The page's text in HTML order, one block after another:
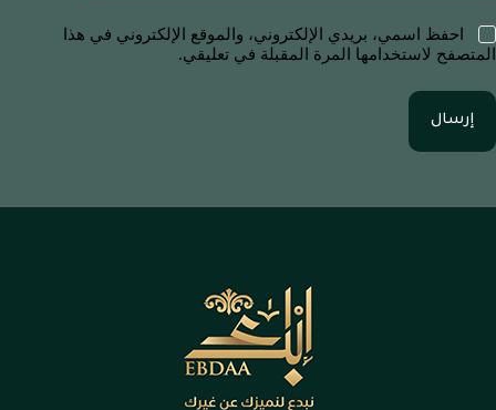
احفظ اسمي، بريدي الإلكتروني، والموقع الإلكتروني في هذا
المتصفح لاستخدامها المرة المقبلة في تعليقي.
إرسال